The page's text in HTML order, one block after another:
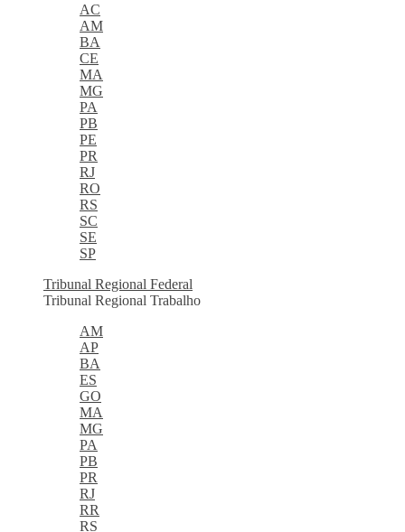
AC
AM
BA
CE
MA
MG
PA
PB
PE
PR
RJ
RO
RS
SC
SE
SP
Tribunal Regional Federal
Tribunal Regional Trabalho
AM
AP
BA
ES
GO
MA
MG
PA
PB
PR
RJ
RR
RS